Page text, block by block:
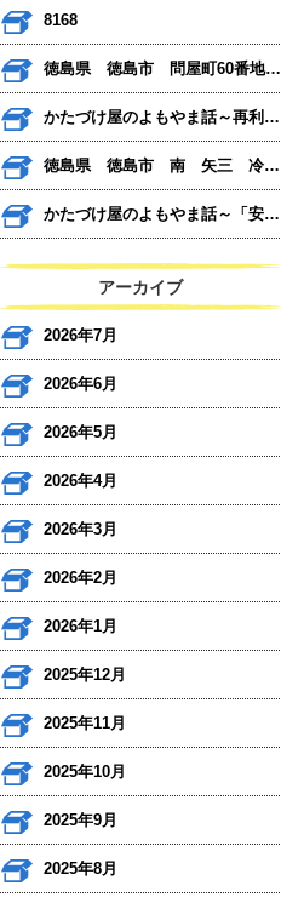
8168
徳島県 徳島市 問屋町60番地 びっくり日曜市
かたづけ屋のよもやま話～再利用だけではない～
徳島県 徳島市 南 矢三 冷蔵庫 テレビ
かたづけ屋のよもやま話～「安心」と「見える化」～
アーカイブ
2026年7月
2026年6月
2026年5月
2026年4月
2026年3月
2026年2月
2026年1月
2025年12月
2025年11月
2025年10月
2025年9月
2025年8月